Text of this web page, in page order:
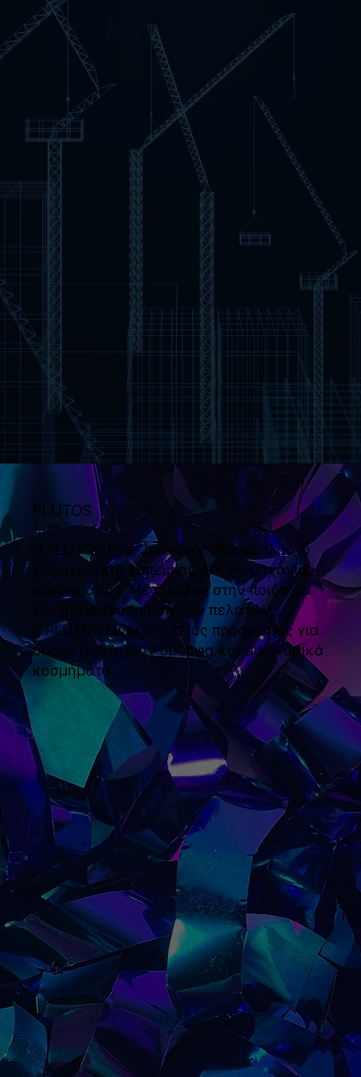
PLUTOS
Η PLUTOS Fine Jewellery φέρνει πλούτο
γνώσεων και εμπειρίας στη βιομηχανία
κοσμημάτων. Με έμφαση στην ποιότητα
και την ικανοποίηση των πελατών,
η PLUTOS είναι ο τέλειος προορισμός για
όσους αναζητούν όμορφα και οικονομικά
κοσμήματα.